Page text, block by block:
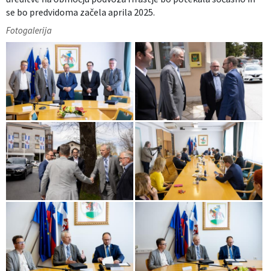
se bo predvidoma začela aprila 2025.
Fotogalerija